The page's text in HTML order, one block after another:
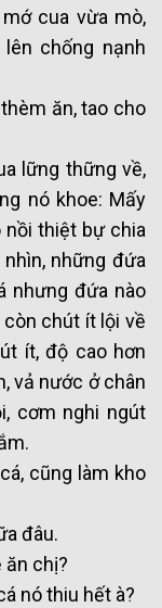
cua vừa mò,
chống nạnh
ăn, tao cho
lững thững về,
nó khoe: Mấy
nồi thiệt bự chia
những đứa
nhưng đứa nào
chút ít lội về
ít, độ cao hơn
vả nước ở chân
cơm nghi ngút
cũng làm kho
đâu.
chị?
nó thiu hết à?